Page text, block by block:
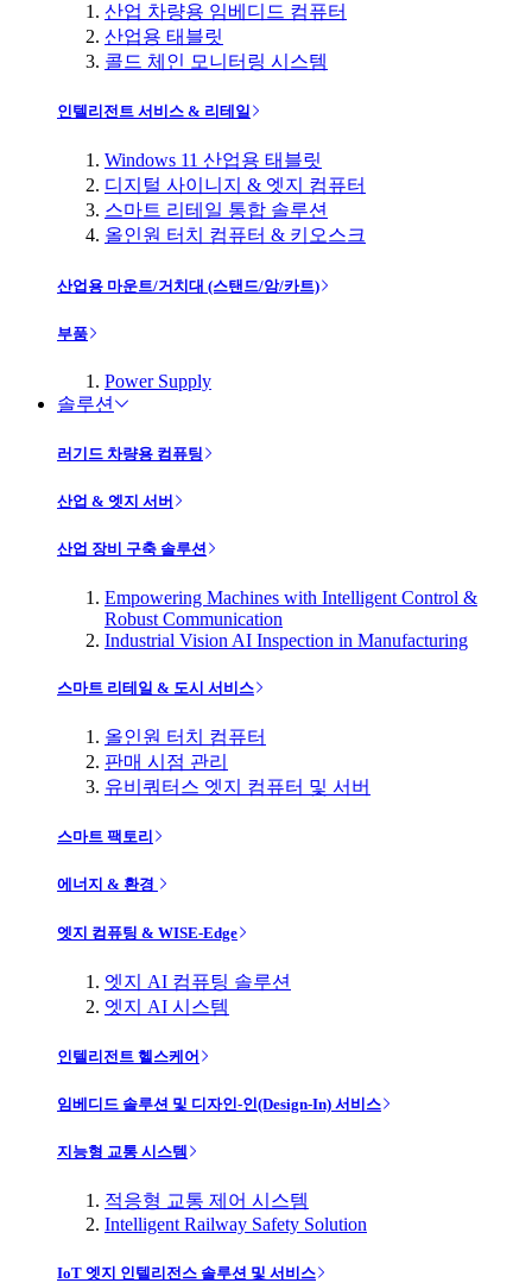
산업 차량용 임베디드 컴퓨터
산업용 태블릿
콜드 체인 모니터링 시스템
인텔리전트 서비스 & 리테일
Windows 11 산업용 태블릿
디지털 사이니지 & 엣지 컴퓨터
스마트 리테일 통합 솔루션
올인원 터치 컴퓨터 & 키오스크
산업용 마운트/거치대 (스탠드/암/카트)
부품
Power Supply
솔루션
러기드 차량용 컴퓨팅
산업 & 엣지 서버
산업 장비 구축 솔루션
Empowering Machines with Intelligent Control &
Robust Communication
Industrial Vision AI Inspection in Manufacturing
스마트 리테일 & 도시 서비스
올인원 터치 컴퓨터
판매 시점 관리
유비쿼터스 엣지 컴퓨터 및 서버
스마트 팩토리
에너지 & 환경
엣지 컴퓨팅 & WISE-Edge
엣지 AI 컴퓨팅 솔루션
엣지 AI 시스템
인텔리전트 헬스케어
임베디드 솔루션 및 디자인-인(Design-In) 서비스
지능형 교통 시스템
적응형 교통 제어 시스템
Intelligent Railway Safety Solution
IoT 엣지 인텔리전스 솔루션 및 서비스